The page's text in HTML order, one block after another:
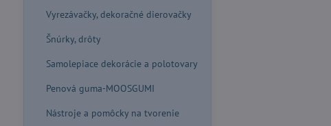
Vyrezávačky, dekoračné dierovačky
Šnúrky, drôty
Samolepiace dekorácie a polotovary
Penová guma-MOOSGUMI
Nástroje a pomôcky na tvorenie